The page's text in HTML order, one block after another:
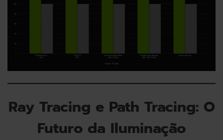
Ray Tracing e Path Tracing: O
Futuro da Iluminação